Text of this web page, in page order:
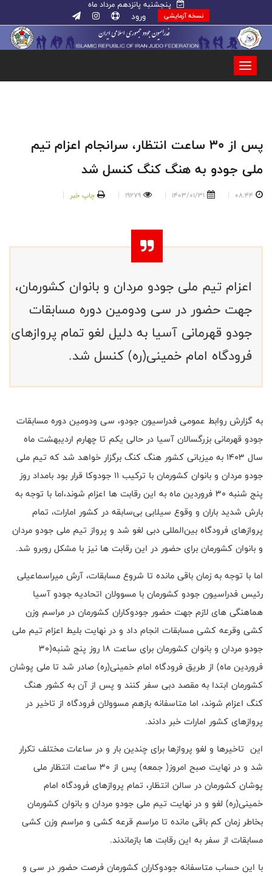
پنجشنبه پانزدهم مرداد ماه
نسخه آزمایشی ورود
پس از ۳۰ ساعت انتظار، سرانجام اعزام تیم
ملی جودو به هنگ کنگ کنسل شد
08:44
1403/01/31
19279 چاپ خبر
اعزام تیم ملی جودو مردان و بانوان کشورمان،
جهت حضور در سی و‌دومین دوره مسابقات
جودو قهرمانی آسیا به دلیل لغو تمام پروازهای
فرودگاه امام خمینی(ره) کنسل شد.
به گزارش روابط عمومی فدراسیون جودو، سی و‌دومین دوره مسابقات
جودو قهرمانی بزرگسالان آسیا در حالی یکم تا چهارم اردیبهشت ماه
سال ۱۴۰۳ به میزبانی کشور هنگ کنگ برگزار خواهد شد که تیم ملی
جودو مردان و بانوان کشورمان با ترکیب ۱۱ جودوکا قرار بود بامداد روز‌
پنج شنبه ۳۰ فروردین ماه به این رقابت ها اعزام شوند،اما با توجه به
بارش شدید باران و وقوع سیلابی بی‌سابقه در کشور امارات، تمام
پروازهای فرودگاه بین‌المللی دبی لغو شد و پرواز تیم ملی جودو مردان
و بانوان کشورمان برای حضور در این رقابت ها نیز با مشکل روبرو شد.
اما با توجه به زمان باقی مانده تا شروع مسابقات، آرش میراسماعیلی
رئیس فدراسیون جودو کشورمان با مسوولان اتحادیه جودو آسیا
هماهنگی های لازم جهت حضور جودوکاران کشورمان در مراسم وزن
کشی و‌قرعه کشی مسابقات انجام داد و در نهایت بلیط اعزام تیم ملی
جودو مردان و بانوان کشورمان برای ساعت ۱۸ روز‌ پنج شنبه(۳۰
فروردین ماه) از طریق فرودگاه امام خمینی(ره) صادر شد تا ملی پوشان
کشورمان ابتدا به مقصد دبی سفر کنند و پس از آن به کشور هنگ
کنگ اعزام شوند، اما متاسفانه بازهم مسوولان فرودگاه از تاخیر در
پروازهای کشور امارات خبر دادند.
این تاخیرها و لغو پروازها برای چندین بار و در ساعات مختلف تکرار
شد و در نهایت صبح امروز( جمعه) پس از ۳۰ ساعت انتظار ملی
پوشان کشورمان در سالن انتظار، تمام پروازهای فرودگاه امام
خمینی(ره) لغو و در نهایت تیم ملی جودو مردان و بانوان کشورمان
بخاطر زمان کم باقی مانده تا مراسم قرعه کشی و مراسم وزن کشی
مسابقات از سفر به این رقابت ها بازماندند.
با این حساب متاسفانه جودوکاران کشورمان فرصت حضور در سی و